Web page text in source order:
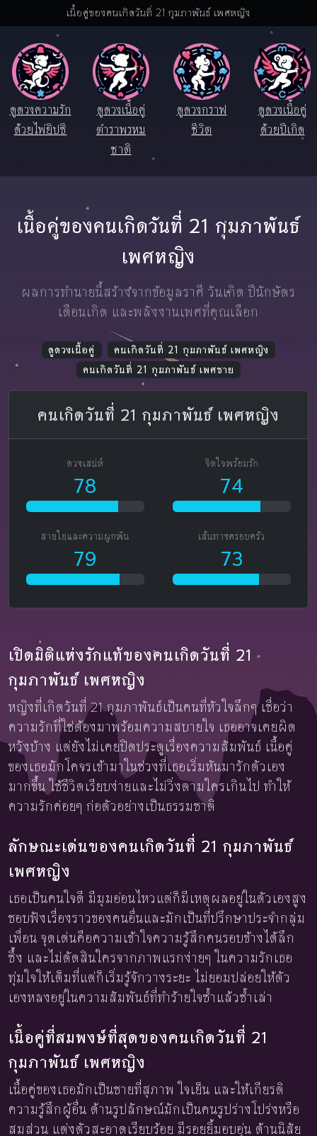
เนื้อคู่ของคนเกิดวันที่ 21 กุมภาพันธ์ เพศหญิง
ดูดวงความรัก
ด้วยไพ่ยิปซี
ดูดวงเนื้อคู่
ตำราพรหม
ชาติ
ดูดวงกราฟ
ชีวิต
ดูดวงเนื้อคู่
ด้วยปีเกิด
เนื้อคู่ของคนเกิดวันที่ 21 กุมภาพันธ์
เพศหญิง
ผลการทำนายนี้สร้างจากข้อมูลราศี วันเกิด ปีนักษัตร
เดือนเกิด และพลังงานเพศที่คุณเลือก
ดูดวงเนื้อคู่
คนเกิดวันที่ 21 กุมภาพันธ์ เพศหญิง
คนเกิดวันที่ 21 กุมภาพันธ์ เพศชาย
คนเกิดวันที่ 21 กุมภาพันธ์ เพศหญิง
ดวงเสน่ห์
78
จิตใจพร้อมรัก
74
สายใยและความผูกพัน
79
เส้นทางครอบครัว
73
เปิดมิติแห่งรักแท้ของคนเกิดวันที่ 21
กุมภาพันธ์ เพศหญิง
หญิงที่เกิดวันที่ 21 กุมภาพันธ์เป็นคนที่หัวใจลึกๆ เชื่อว่า
ความรักที่ใช่ต้องมาพร้อมความสบายใจ เธออาจเคยผิด
หวังบ้าง แต่ยังไม่เคยปิดประตูเรื่องความสัมพันธ์ เนื้อคู่
ของเธอมักโคจรเข้ามาในช่วงที่เธอเริ่มหันมารักตัวเอง
มากขึ้น ใช้ชีวิตเรียบง่ายและไม่วิ่งตามใครเกินไป ทำให้
ความรักค่อยๆ ก่อตัวอย่างเป็นธรรมชาติ
ลักษณะเด่นของคนเกิดวันที่ 21 กุมภาพันธ์
เพศหญิง
เธอเป็นคนใจดี มีมุมอ่อนไหวแต่ก็มีเหตุผลอยู่ในตัวเองสูง
ชอบฟังเรื่องราวของคนอื่นและมักเป็นที่ปรึกษาประจำกลุ่ม
เพื่อน จุดเด่นคือความเข้าใจความรู้สึกคนรอบข้างได้ลึก
ซึ้ง และไม่ตัดสินใครจากภาพแรกง่ายๆ ในความรักเธอ
ทุ่มใจให้เต็มที่แต่ก็เริ่มรู้จักวางระยะ ไม่ยอมปล่อยให้ตัว
เองหลงอยู่ในความสัมพันธ์ที่ทำร้ายใจซ้ำแล้วซ้ำเล่า
เนื้อคู่ที่สมพงษ์ที่สุดของคนเกิดวันที่ 21
กุมภาพันธ์ เพศหญิง
เนื้อคู่ของเธอมักเป็นชายที่สุภาพ ใจเย็น และให้เกียรติ
ความรู้สึกผู้อื่น ด้านรูปลักษณ์มักเป็นคนรูปร่างโปร่งหรือ
สมส่วน แต่งตัวสะอาดเรียบร้อย มีรอยยิ้มอบอุ่น ด้านนิสัย